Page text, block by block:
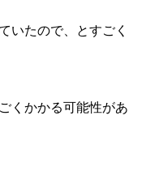
いたので、とすごく
くかかる可能性があ